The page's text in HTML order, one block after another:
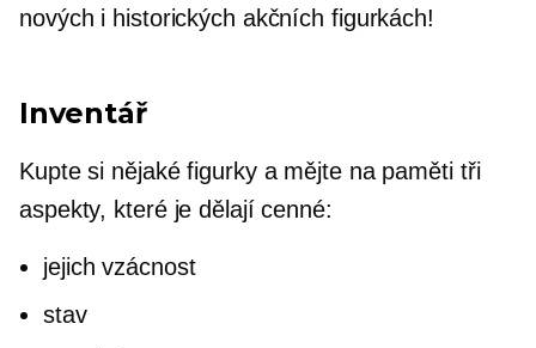
nových i historických akčních figurkách!
Inventář
Kupte si nějaké figurky a mějte na paměti tři
aspekty, které je dělají cenné:
jejich vzácnost
stav